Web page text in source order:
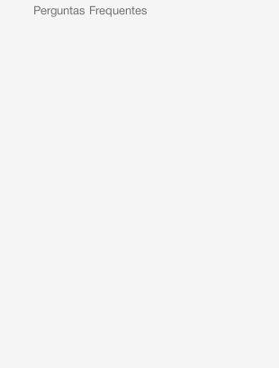
Perguntas Frequentes